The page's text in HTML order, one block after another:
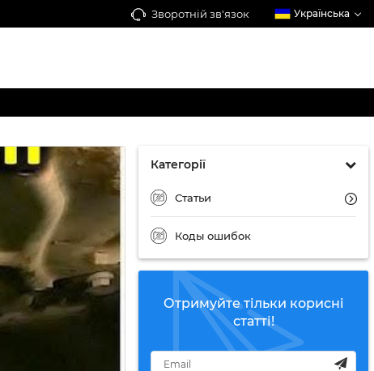
Зворотній зв'язок Українська
Категорії
Статьи
Коды ошибок
Отримуйте тільки корисні
статті!